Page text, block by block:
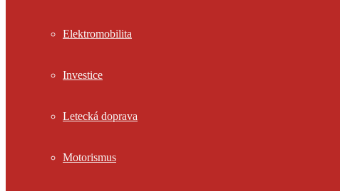
Elektromobilita
Investice
Letecká doprava
Motorismus